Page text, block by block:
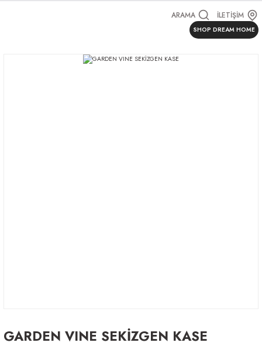
ARAMA İLETİŞİM
SHOP DREAM HOME
GARDEN VINE SEKİZGEN KASE